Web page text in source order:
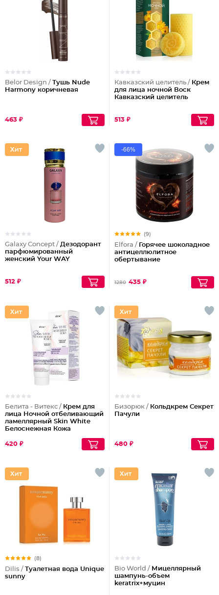
Belor Design / Тушь Nude
Harmony коричневая
463 ₽
Кавказский целитель / Крем
для лица ночной Воск
Кавказский целитель
513 ₽
Galaxy Concept / Дезодорант
парфюмированный
женский Your WAY
512 ₽
-66%
(9)
Elfora / Горячее шоколадное
антицеллюлитное
обертывание
1280 435 ₽
Белита - Витекс / Крем для
лица Ночной отбеливающий
ламеллярный Skin White
Белоснежная Кожа
420 ₽
Бизорюк / Кольдкрем Секрет
Пачули
480 ₽
(8)
Dilis / Туалетная вода Unique
sunny
Bio World / Мицеллярный
шампунь-объем
keratrix+муцин